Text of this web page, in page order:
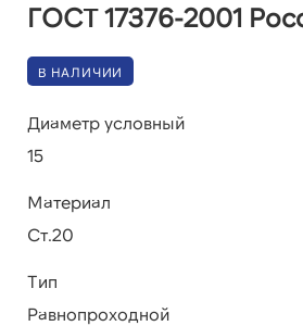
ГОСТ 17376-2001
В НАЛИЧИИ
Диаметр условный
15
Материал
Ст.20
Тип
Равнопроходной